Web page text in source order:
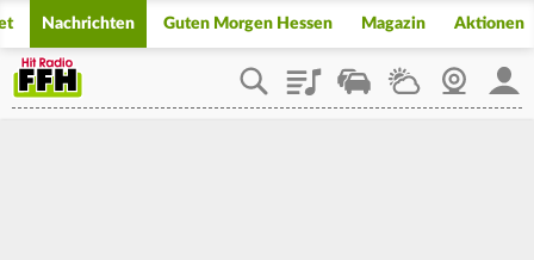
Nachrichten Guten Morgen Hessen Magazin Aktionen
PlaylistStaupilotWetterWebcam